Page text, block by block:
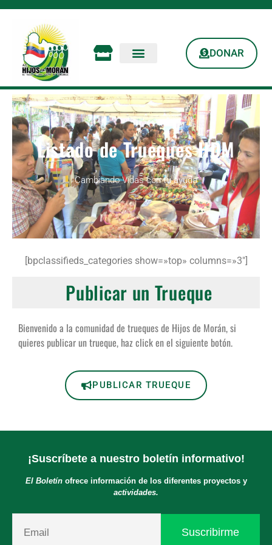
DONAR
Listado de Trueques HDM
Cambiando Vidas con tu ayuda
[bpclassifieds_categories show=»top» columns=»3″]
Publicar un Trueque
Bienvenido a la comunidad de trueques de Hijos de Morán, si
quieres publicar un trueque, haz click en el siguiente botón.
PUBLICAR TRUEQUE
¡Suscríbete a nuestro boletín informativo!
El Boletínofrece información de los diferentes proyectos y
actividades.